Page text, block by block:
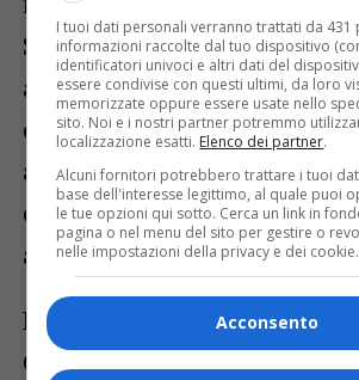
Scene di vita di paese del
anche dei giorni nostri in
cittadini potranno ritrovarsi o
amici e conoscenti. Per la
copertina si è invece puntato
a dël Moro a la Villa.
Le immagini sono di Cristian
Claudia Rho, archivio
I tuoi dati personali verranno trattati da 431
informazioni raccolte dal tuo dispositivo
identificatori univoci e altri dati del
essere condivise con questi ultimi, da loro
memorizzate oppure essere usate nello
sito. Noi e i nostri partner potremmo
localizzazione esatti. Elenco dei partner.
Alcuni fornitori potrebbero trattare i tuoi
base dell'interesse legittimo, al quale puoi
le tue opzioni qui sotto. Cerca un link in
pagina o nel menu del sito per gestire o
nelle impostazioni della privacy e dei cookie.
Acconsento